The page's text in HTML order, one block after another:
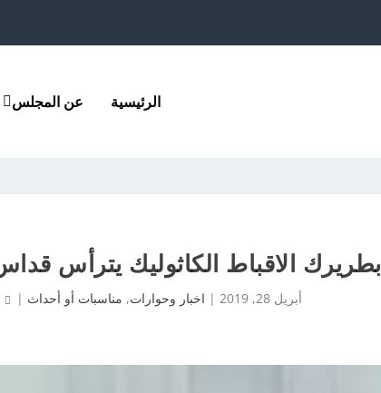
الرئيسية عن المجلس
بطريرك الاقباط الكاثوليك يترأس
أبريل 28, 2019 | اخبار وحوارات, مناسبات أو أحداث |